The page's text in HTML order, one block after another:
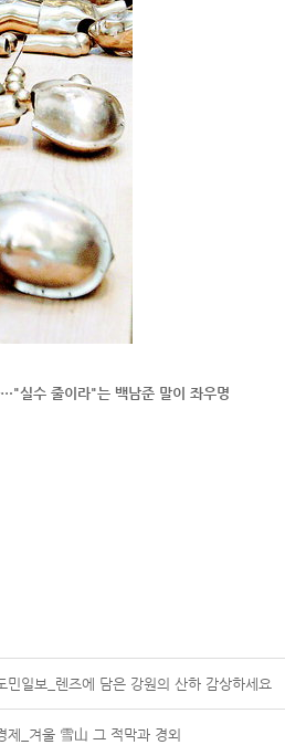
실수 줄이라"는 백남준 말이 좌우명
민일보_렌즈에 담은 강원의 산하 감상하세요
제_겨울 雪山 그 적막과 경외